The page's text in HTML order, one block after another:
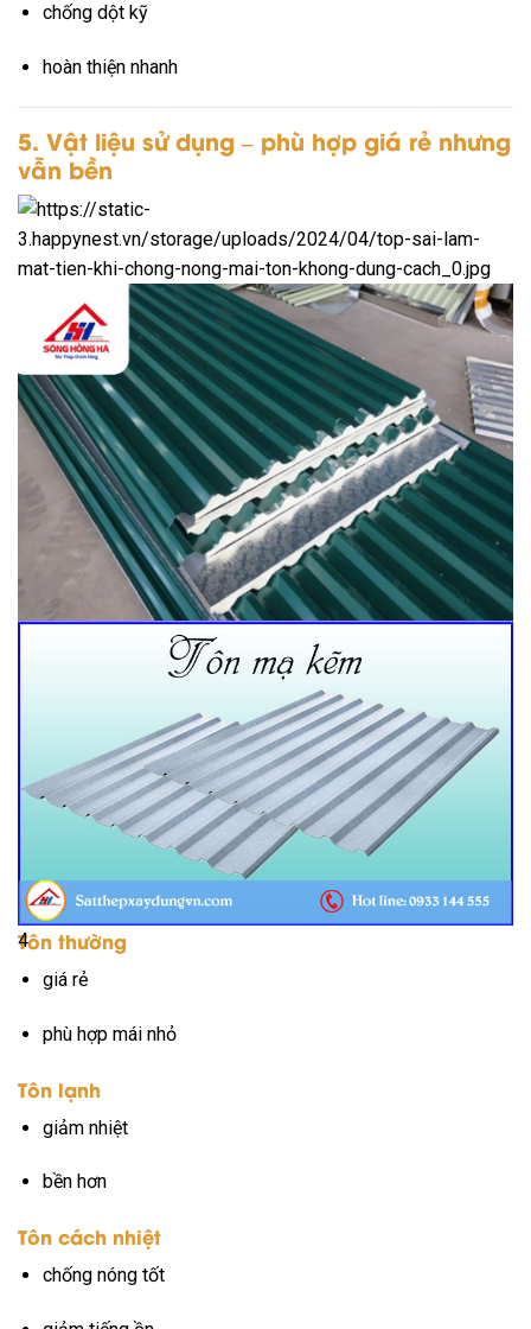
chống dột kỹ
hoàn thiện nhanh
5. Vật liệu sử dụng – phù hợp giá rẻ nhưng
vẫn bền
4
Tôn thường
giá rẻ
phù hợp mái nhỏ
Tôn lạnh
giảm nhiệt
bền hơn
Tôn cách nhiệt
chống nóng tốt